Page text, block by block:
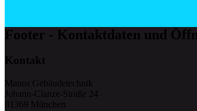
Footer - Kontaktdaten und
Kontakt
Manos Gebäudetechnik
Johann-Clanze-Straße 24
81369 München